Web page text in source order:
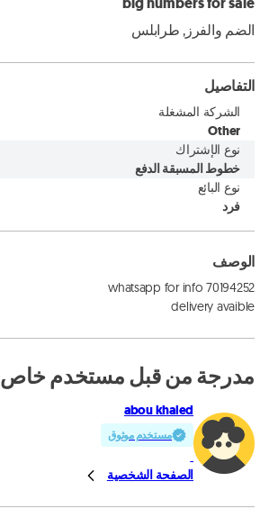
الضم والفرز, طرابلس
التفاصيل
الشركة المشغلة
Other
نوع الإشتراك
خطوط المسبقة الدفع
نوع البائع
فرد
الوصف
whatsapp for info 70194252
delivery avaible
مدرجة من قبل مستخدم خاص
abou khaled
مستخدم موثوق
الصفحة الشخصية